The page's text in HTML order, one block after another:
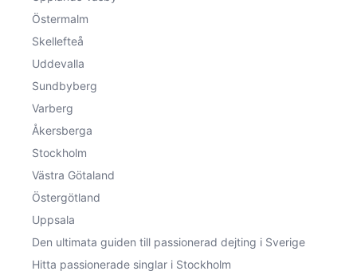
Östermalm
Skellefteå
Uddevalla
Sundbyberg
Varberg
Åkersberga
Stockholm
Västra Götaland
Östergötland
Uppsala
Den ultimata guiden till passionerad dejting i Sverige
Hitta passionerade singlar i Stockholm